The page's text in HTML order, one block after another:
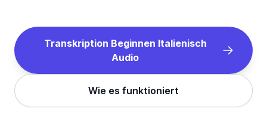
Transkription Beginnen Italienisch
Audio
Wie es funktioniert